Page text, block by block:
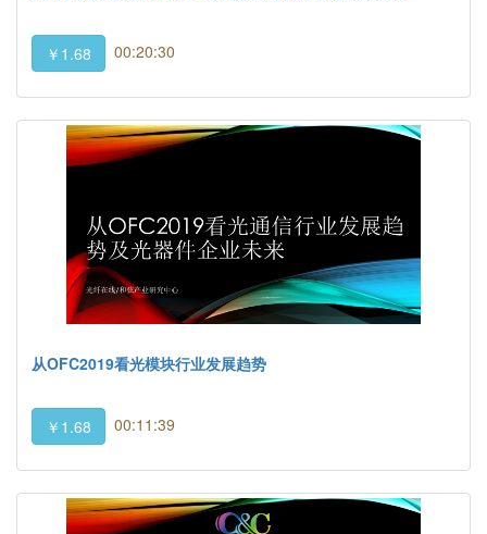
￥1.68 00:20:30
从OFC2019看光模块行业发展趋势
￥1.68 00:11:39